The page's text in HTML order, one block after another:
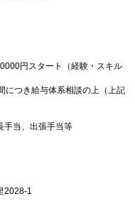
円スタート（経験・スキル
につき給与体系相談の上（上記
手当、出張手当等
2028-1